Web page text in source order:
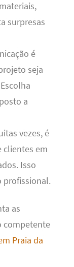
surpresas
é
seja
a
vezes, é
clientes em
Isso
profissional.
as
competente
Praia da